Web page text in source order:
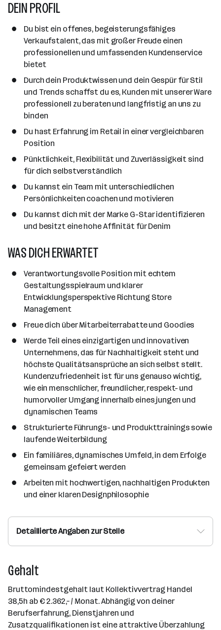
DEIN PROFIL
Du bist ein offenes, begeisterungsfähiges
Verkaufstalent, das mit großer Freude einen
professionellen und umfassenden Kundenservice
bietet
Durch dein Produktwissen und dein Gespür für Stil
und Trends schaffst du es, Kunden mit unserer Ware
professionell zu beraten und langfristig an uns zu
binden
Du hast Erfahrung im Retail in einer vergleichbaren
Position
Pünktlichkeit, Flexibilität und Zuverlässigkeit sind
für dich selbstverständlich
Du kannst ein Team mit unterschiedlichen
Persönlichkeiten coachen und motivieren
Du kannst dich mit der Marke G-Star identifizieren
und besitzt eine hohe Affinität für Denim
WAS DICH ERWARTET
Verantwortungsvolle Position mit echtem
Gestaltungsspielraum und klarer
Entwicklungsperspektive Richtung Store
Management
Freue dich über Mitarbeiterrabatte und Goodies
Werde Teil eines einzigartigen und innovativen
Unternehmens, das für Nachhaltigkeit steht und
höchste Qualitätsansprüche an sich selbst stellt.
Kundenzufriedenheit ist für uns genauso wichtig,
wie ein menschlicher, freundlicher, respekt- und
humorvoller Umgang innerhalb eines jungen und
dynamischen Teams
Strukturierte Führungs- und Produkttrainings sowie
laufende Weiterbildung
Ein familiäres, dynamisches Umfeld, in dem Erfolge
gemeinsam gefeiert werden
Arbeiten mit hochwertigen, nachhaltigen Produkten
und einer klaren Designphilosophie
Detaillierte Angaben zur Stelle
Gehalt
Bruttomindestgehalt laut Kollektivvertrag Handel
38,5h ab € 2.362,– / Monat. Abhängig von deiner
Berufserfahrung, Dienstjahren und
Zusatzqualifikationen ist eine attraktive Überzahlung